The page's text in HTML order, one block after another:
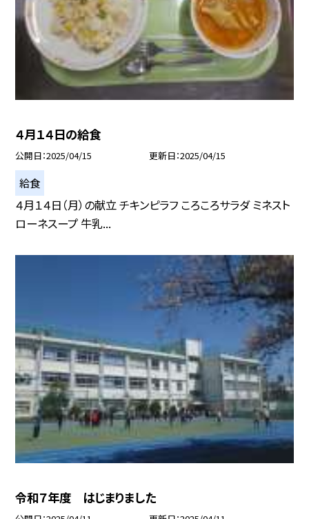
４月１４日の給食
公開日 2025/04/15 更新日 2025/04/15
給食
４月１４日（月）の献立 チキンピラフ ころころサラダ ミネスト
ローネスープ 牛乳...
令和７年度 はじまりました